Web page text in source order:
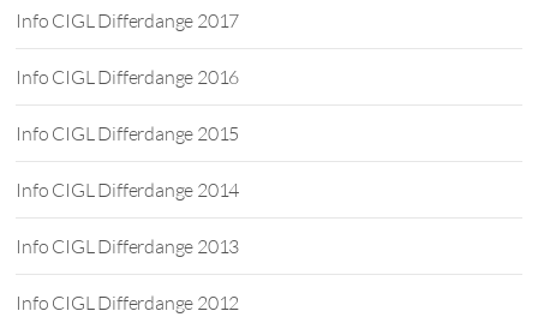
Info CIGL Differdange 2017
Info CIGL Differdange 2016
Info CIGL Differdange 2015
Info CIGL Differdange 2014
Info CIGL Differdange 2013
Info CIGL Differdange 2012